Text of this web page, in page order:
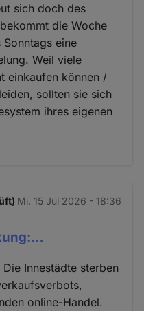
sich doch des
die Woche
eine
Weil viele
einkaufen können /
sollten sie sich
ihres eigenen
Mi. 15 Jul 2026 - 18:36
Innestädte sterben
online-Handel.